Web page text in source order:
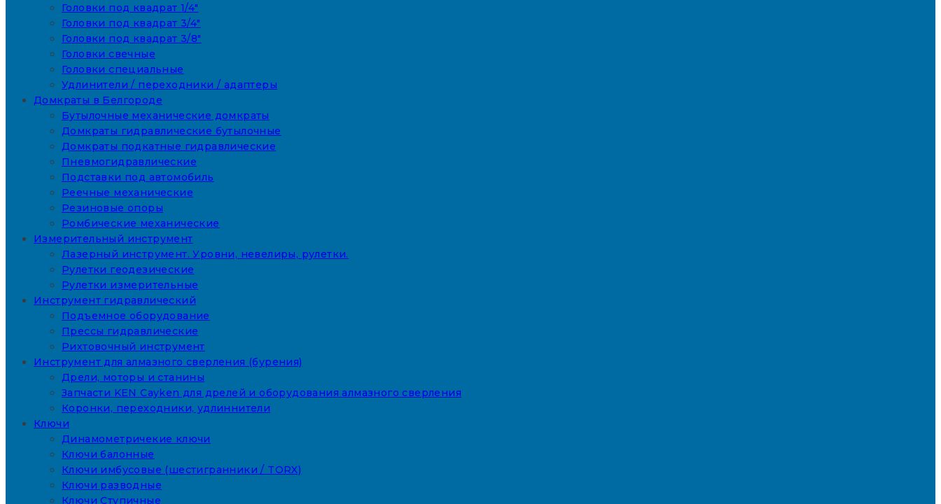
Головки под квадрат 1/4"
Головки под квадрат 3/4"
Головки под квадрат 3/8"
Головки свечные
Головки специальные
Удлинители / переходники / адаптеры
Домкраты в Белгороде
Бутылочные механические домкраты
Домкраты гидравлические бутылочные
Домкраты подкатные гидравлические
Пневмогидравлические
Подставки под автомобиль
Реечные механические
Резиновые опоры
Ромбические механические
Измерительный инструмент
Лазерный инструмент. Уровни, невелиры, рулетки.
Рулетки геодезические
Рулетки измерительные
Инструмент гидравлический
Подъемное оборудование
Прессы гидравлические
Рихтовочный инструмент
Инструмент для алмазного сверления (бурения)
Дрели, моторы и станины
Запчасти KEN Cayken для дрелей и оборудования алмазного сверления
Коронки, переходники, удлиннители
Ключи
Динамометричекие ключи
Ключи балонные
Ключи имбусовые (шестигранники / TORX)
Ключи разводные
Ключи Ступичные